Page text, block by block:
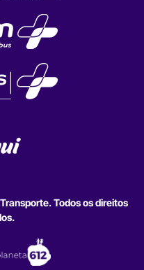
Todos os direitos